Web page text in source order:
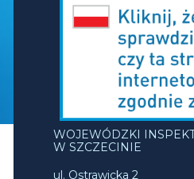
WOJEWÓDZKI
W SZCZECINIE
ul. Ostrawicka 2